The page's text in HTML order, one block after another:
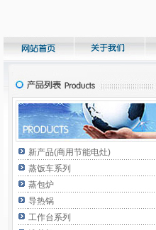
新产品(商用节能电灶)
蒸饭车系列
蒸包炉
导热锅
工作台系列